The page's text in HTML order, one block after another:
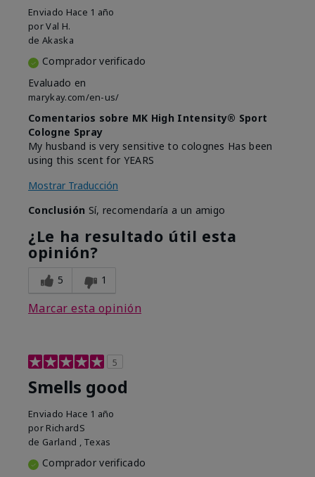
Enviado Hace 1 año
porVal H.
de Akaska
Comprador verificado
Evaluado en
marykay.com/en-us/
Comentarios sobre MK High Intensity® Sport
Cologne Spray
My husband is very sensitive to colognes Has been
using this scent for YEARS
Mostrar Traducción
Conclusión Sí, recomendaría a un amigo
¿Le ha resultado útil esta
opinión?
5 1
Marcar esta opinión
5
Smells good
Enviado Hace 1 año
por RichardS
de Garland , Texas
Comprador verificado